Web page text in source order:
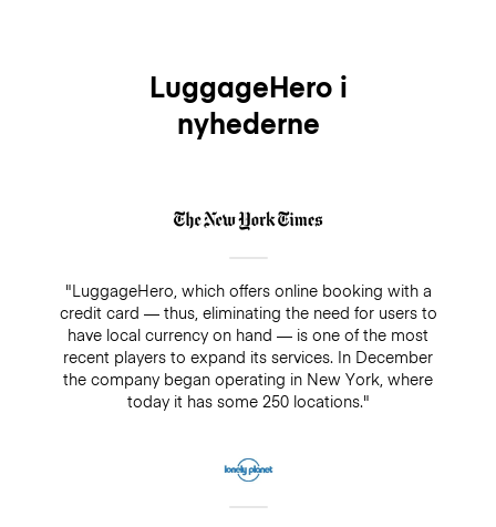
LuggageHero i
nyhederne
"LuggageHero, which offers online booking with a
credit card — thus, eliminating the need for users to
have local currency on hand — is one of the most
recent players to expand its services. In December
the company began operating in New York, where
today it has some 250 locations."